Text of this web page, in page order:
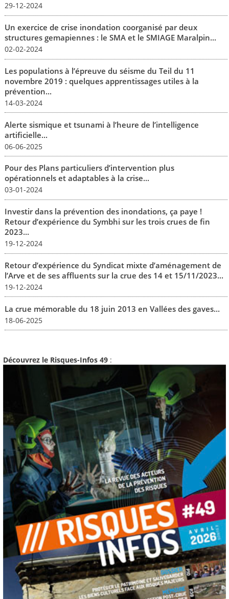
29-12-2024
Un exercice de crise inondation coorganisé par deux
structures gemapiennes : le SMA et le SMIAGE Maralpin...
02-02-2024
Les populations à l’épreuve du séisme du Teil du 11
novembre 2019 : quelques apprentissages utiles à la
prévention...
14-03-2024
Alerte sismique et tsunami à l’heure de l’intelligence
artificielle...
06-06-2025
Pour des Plans particuliers d’intervention plus
opérationnels et adaptables à la crise...
03-01-2024
Investir dans la prévention des inondations, ça paye !
Retour d’expérience du Symbhi sur les trois crues de fin
2023...
19-12-2024
Retour d’expérience du Syndicat mixte d’aménagement de
l’Arve et de ses affluents sur la crue des 14 et 15/11/2023...
19-12-2024
La crue mémorable du 18 juin 2013 en Vallées des gaves...
18-06-2025
Découvrez le Risques-Infos 49 :